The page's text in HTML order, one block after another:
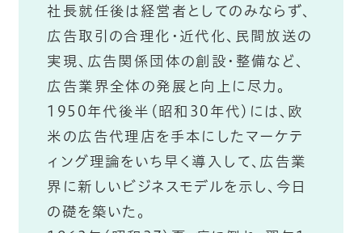
社長就任後は経営者としてのみならず、
広告取引の合理化・近代化、民間放送の
実現、広告関係団体の創設・整備など、
広告業界全体の発展と向上に尽力。
1950年代後半（昭和30年代）には、欧
米の広告代理店を手本にしたマーケテ
ィング理論をいち早く導入して、広告業
界に新しいビジネスモデルを示し、今日
の礎を築いた。